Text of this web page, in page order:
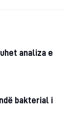
analiza e
bakterial i